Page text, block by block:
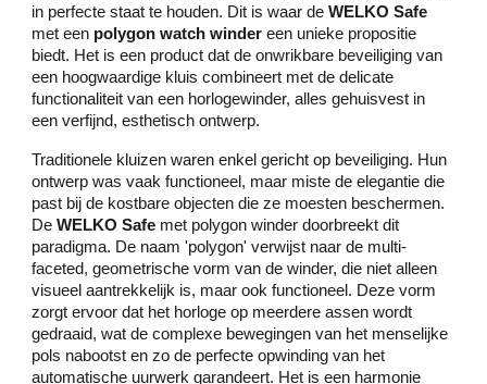
in perfecte staat te houden. Dit is waar deWELKO Safe
met een polygon watch winder een unieke propositie
biedt. Het is een product dat de onwrikbare beveiliging van
een hoogwaardige kluis combineert met de delicate
functionaliteit van een horlogewinder, alles gehuisvest in
een verfijnd, esthetisch ontwerp.
Traditionele kluizen waren enkel gericht op beveiliging. Hun
ontwerp was vaak functioneel, maar miste de elegantie die
past bij de kostbare objecten die ze moesten beschermen.
DeWELKO Safe met polygon winder doorbreekt dit
paradigma. De naam 'polygon' verwijst naar de multi-
faceted, geometrische vorm van de winder, die niet alleen
visueel aantrekkelijk is, maar ook functioneel. Deze vorm
zorgt ervoor dat het horloge op meerdere assen wordt
gedraaid, wat de complexe bewegingen van het menselijke
pols nabootst en zo de perfecte opwinding van het
automatische uurwerk garandeert. Het is een harmonie